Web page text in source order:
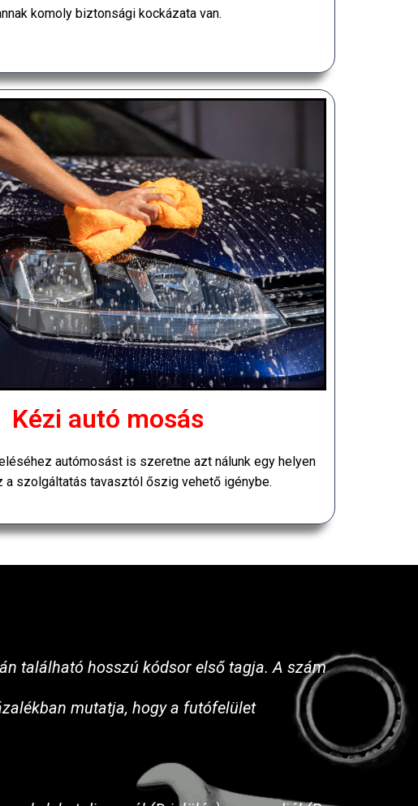
komoly biztonsági kockázata van.
Kézi autó mosás
autómosást is szeretne azt nálunk egy helyen
a szolgáltatás tavasztól őszig vehető igénybe.
található hosszú kódsor első tagja. A szám
mutatja, hogy a futófelület